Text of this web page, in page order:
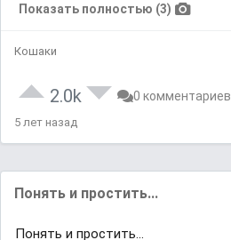
Показать полностью (3)
Кошаки
2.0k 0 комментариев
5 лет назад
Понять и простить...
Понять и простить...